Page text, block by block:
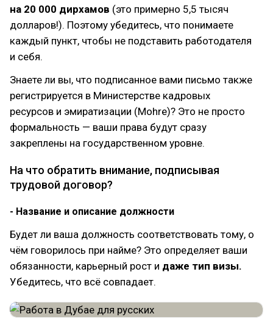
на 20 000 дирхамов (это примерно 5,5 тысяч
долларов!). Поэтому убедитесь, что понимаете
каждый пункт, чтобы не подставить работодателя
и себя.
Знаете ли вы, что подписанное вами письмо также
регистрируется в Министерстве кадровых
ресурсов и эмиратизации (Mohre)? Это не просто
формальность — ваши права будут сразу
закреплены на государственном уровне.
На что обратить внимание, подписывая
трудовой договор?
- Название и описание должности
Будет ли ваша должность соответствовать тому, о
чём говорилось при найме? Это определяет ваши
обязанности, карьерный рост и даже тип визы.
Убедитесь, что всё совпадает.